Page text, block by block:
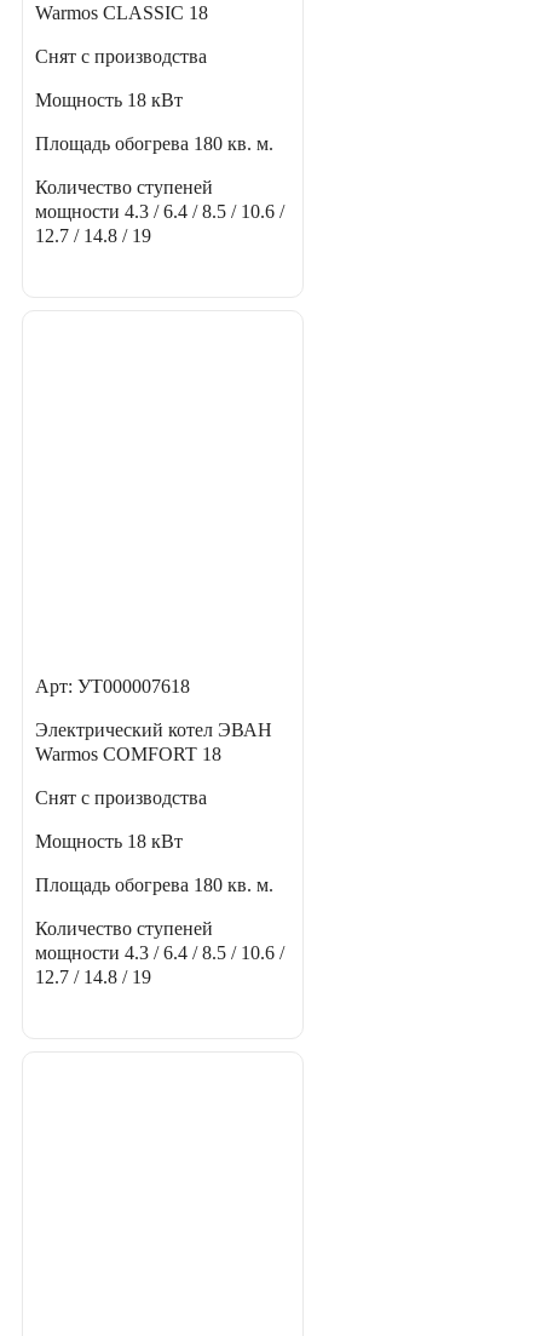
Warmos CLASSIC 18
Снят с производства
Мощность 18 кВт
Площадь обогрева 180 кв. м.
Количество ступеней
мощности 4.3 / 6.4 / 8.5 / 10.6 /
12.7 / 14.8 / 19
Арт: УТ000007618
Электрический котел ЭВАН
Warmos COMFORT 18
Снят с производства
Мощность 18 кВт
Площадь обогрева 180 кв. м.
Количество ступеней
мощности 4.3 / 6.4 / 8.5 / 10.6 /
12.7 / 14.8 / 19